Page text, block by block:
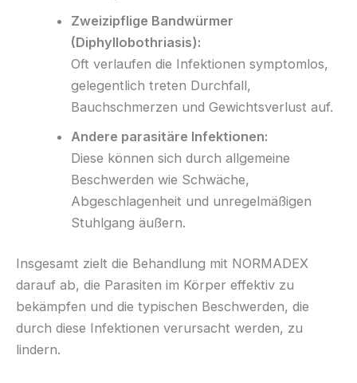
Zweizipflige Bandwürmer
(Diphyllobothriasis):
Oft verlaufen die Infektionen symptomlos,
gelegentlich treten Durchfall,
Bauchschmerzen und Gewichtsverlust auf.
Andere parasitäre Infektionen:
Diese können sich durch allgemeine
Beschwerden wie Schwäche,
Abgeschlagenheit und unregelmäßigen
Stuhlgang äußern.
Insgesamt zielt die Behandlung mit NORMADEX
darauf ab, die Parasiten im Körper effektiv zu
bekämpfen und die typischen Beschwerden, die
durch diese Infektionen verursacht werden, zu
lindern.